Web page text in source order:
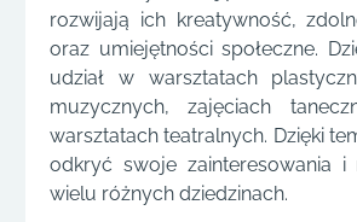
rozwijają ich kreatywność,
oraz umiejętności społeczne.
udział w warsztatach
muzycznych, zajęciach
warsztatach teatralnych. Dzięki
odkryć swoje zainteresowania
wielu różnych dziedzinach.